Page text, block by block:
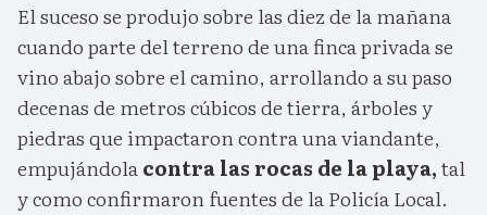
El suceso se produjo sobre las diez de la mañana
cuando parte del terreno de una finca privada se
vino abajo sobre el camino, arrollando a su paso
decenas de metros cúbicos de tierra, árboles y
piedras que impactaron contra una viandante,
empujándolacontra las rocas de la playa,tal
y como confirmaron fuentes de la Policía Local.